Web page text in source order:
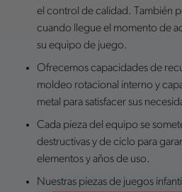
el control de calidad. También
cuando llegue el momento de
su equipo de juego.
Ofrecemos capacidades de
moldeo rotacional interno y
metal para satisfacer sus
Cada pieza del equipo se
destructivas y de ciclo para
elementos y años de uso.
Nuestras piezas de juegos